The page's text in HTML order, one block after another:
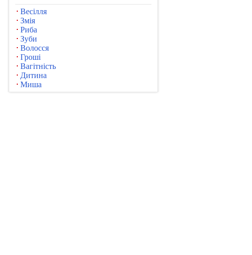
Весілля
Змія
Риба
Зуби
Волосся
Гроші
Вагітність
Дитина
Миша